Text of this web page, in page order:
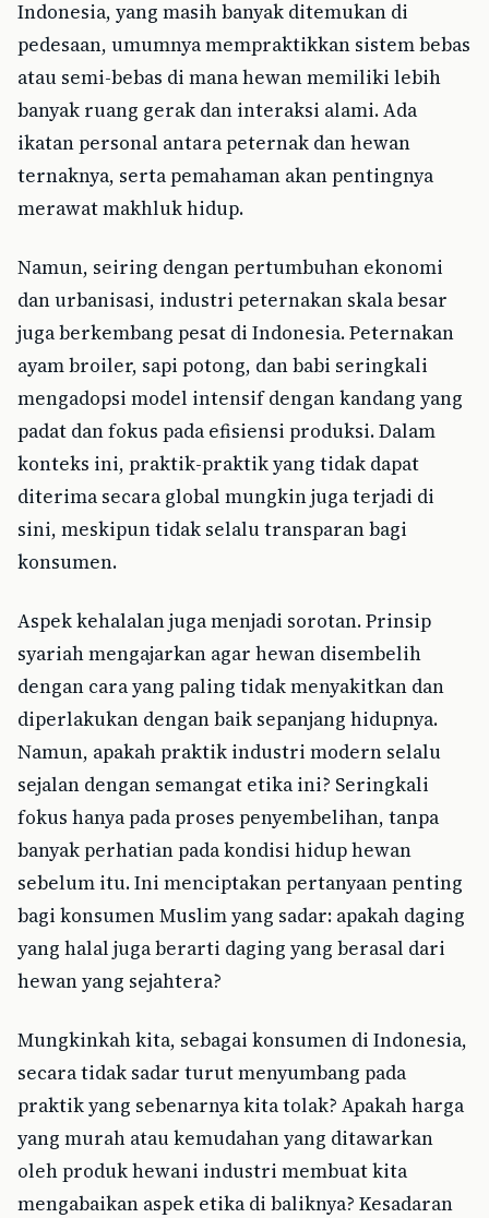
Indonesia, yang masih banyak ditemukan di
pedesaan, umumnya mempraktikkan sistem bebas
atau semi-bebas di mana hewan memiliki lebih
banyak ruang gerak dan interaksi alami. Ada
ikatan personal antara peternak dan hewan
ternaknya, serta pemahaman akan pentingnya
merawat makhluk hidup.
Namun, seiring dengan pertumbuhan ekonomi
dan urbanisasi, industri peternakan skala besar
juga berkembang pesat di Indonesia. Peternakan
ayam broiler, sapi potong, dan babi seringkali
mengadopsi model intensif dengan kandang yang
padat dan fokus pada efisiensi produksi. Dalam
konteks ini, praktik-praktik yang tidak dapat
diterima secara global mungkin juga terjadi di
sini, meskipun tidak selalu transparan bagi
konsumen.
Aspek kehalalan juga menjadi sorotan. Prinsip
syariah mengajarkan agar hewan disembelih
dengan cara yang paling tidak menyakitkan dan
diperlakukan dengan baik sepanjang hidupnya.
Namun, apakah praktik industri modern selalu
sejalan dengan semangat etika ini? Seringkali
fokus hanya pada proses penyembelihan, tanpa
banyak perhatian pada kondisi hidup hewan
sebelum itu. Ini menciptakan pertanyaan penting
bagi konsumen Muslim yang sadar: apakah daging
yang halal juga berarti daging yang berasal dari
hewan yang sejahtera?
Mungkinkah kita, sebagai konsumen di Indonesia,
secara tidak sadar turut menyumbang pada
praktik yang sebenarnya kita tolak? Apakah harga
yang murah atau kemudahan yang ditawarkan
oleh produk hewani industri membuat kita
mengabaikan aspek etika di baliknya? Kesadaran